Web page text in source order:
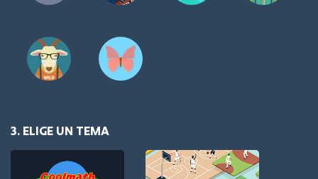
3. ELIGE UN TEMA